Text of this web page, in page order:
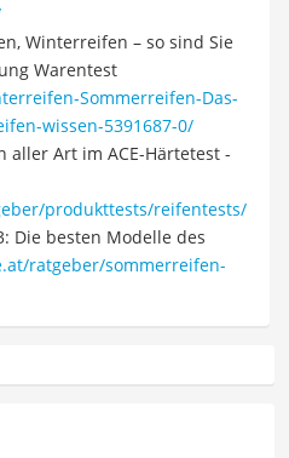
Winterreifen – so sind Sie
Warentest
Sommerreifen-Das-
wissen-5391687-0/
aller Art im ACE-Härtetest -
produkttests/reifentests/
Die besten Modelle des
ratgeber/sommerreifen-